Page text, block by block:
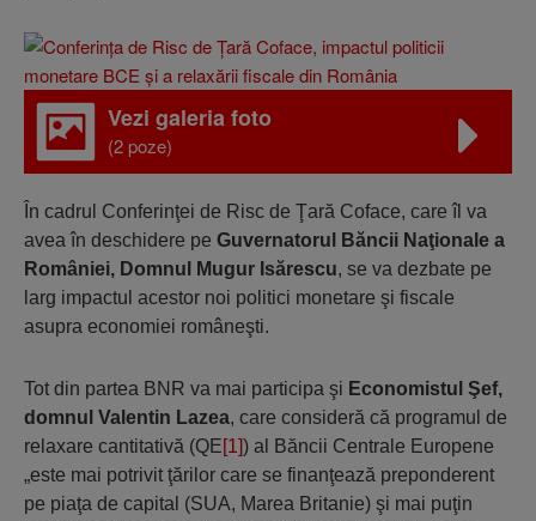
Vezi galeria foto
(2 poze)
În cadrul Conferinţei de Risc de Ţară Coface, care îl va
avea în deschidere pe Guvernatorul Băncii Naţionale a
României, Domnul Mugur Isărescu, se va dezbate pe
larg impactul acestor noi politici monetare şi fiscale
asupra economiei româneşti.
Tot din partea BNR va mai participa şi Economistul Şef,
domnul Valentin Lazea, care consideră că programul de
relaxare cantitativă (QE[1]) al Băncii Centrale Europene
„este mai potrivit ţărilor care se finanţează preponderent
pe piaţa de capital (SUA, Marea Britanie) şi mai puţin